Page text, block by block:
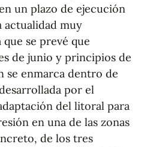
un plazo de ejecución
actualidad muy
que se prevé que
de junio y principios de
se enmarca dentro de
por el
del litoral para
en una de las zonas
de los tres